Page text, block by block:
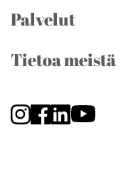
Palvelut
Tietoa meistä